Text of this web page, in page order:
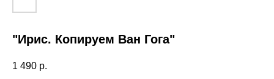
"Ирис. Копируем Ван Гога"
1 490 р.